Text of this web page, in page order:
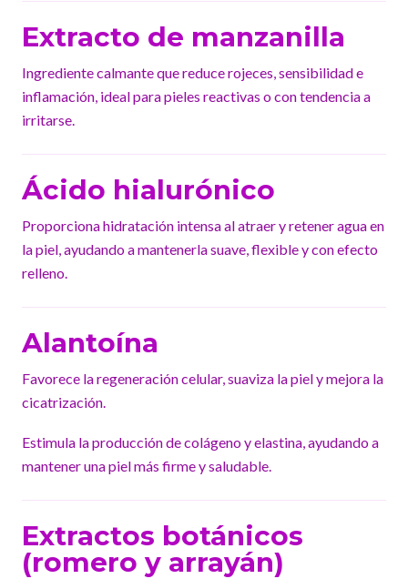
Extracto de manzanilla
Ingrediente calmante que reduce rojeces, sensibilidad e
inflamación, ideal para pieles reactivas o con tendencia a
irritarse.
Ácido hialurónico
Proporciona hidratación intensa al atraer y retener agua en
la piel, ayudando a mantenerla suave, flexible y con efecto
relleno.
Alantoína
Favorece la regeneración celular, suaviza la piel y mejora la
cicatrización.
Estimula la producción de colágeno y elastina, ayudando a
mantener una piel más firme y saludable.
Extractos botánicos
(romero y arrayán)